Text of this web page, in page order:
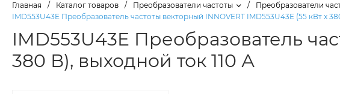
Главная / Каталог товаров / Преобразователи частоты / Преобразователи
IMD553U43E Преобразователь частоты векторный INNOVERT IMD553U43E (55 кВт x
IMD553U43E Преобразователь
380 В), выходной ток 110 А